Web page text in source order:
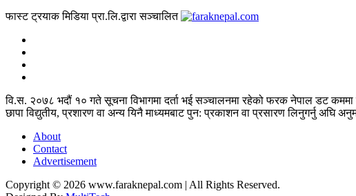
फास्ट ट्रयाक मिडिया प्रा.लि.द्वारा सञ्चालित
वि.स. २०७८ भदौं १० गते सूचना विभागमा दर्ता भई सञ्चालनमा रहेको फरक नेपाल डट
छापा विद्युतीय, प्रशारण वा अन्य यिनै माध्यमबाट पुन: प्रकाशन वा प्रसारण लिनुगर्नु अघि
About
Contact
Advertisement
Copyright © 2026 www.faraknepal.com | All Rights Reserved.